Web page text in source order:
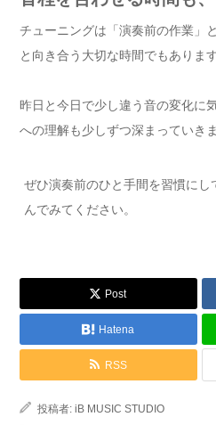
チューニングは「演奏前の作業」
と向き合う大切な時間でもあります
昨日と今日で少し違う音の変化に
への理解も少しずつ深まっていきま
ぜひ演奏前のひと手間を習慣にし
んでみてください。
Post
Hatena
RSS
投稿者: iB MUSIC STUDIO